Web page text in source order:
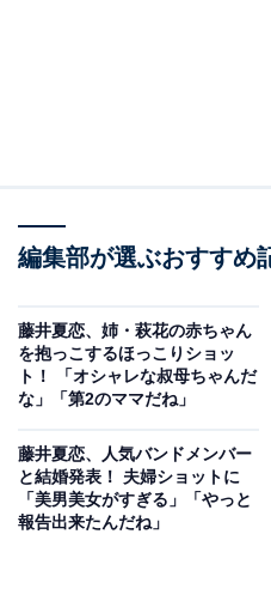
編集部が選ぶおすすめ
藤井夏恋、姉・萩花の赤ちゃん
を抱っこするほっこりショッ
ト！ 「オシャレな叔母ちゃんだ
な」「第2のママだね」
藤井夏恋、人気バンドメンバー
と結婚発表！ 夫婦ショットに
「美男美女がすぎる」「やっと
報告出来たんだね」